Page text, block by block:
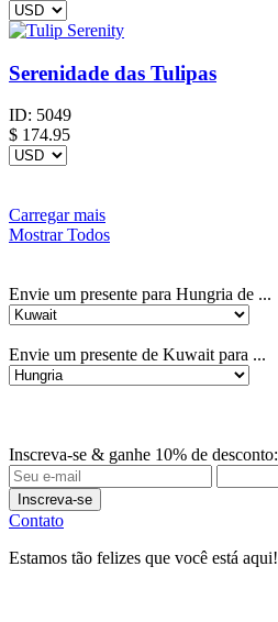
Serenidade das Tulipas
ID: 5049
$ 174.95
Carregar mais
Mostrar Todos
Envie um presente para Hungria de ...
Envie um presente de Kuwait para ...
Inscreva-se & ganhe 10% de desconto:
Inscreva-se
Contato
Estamos tão felizes que você está aqui!